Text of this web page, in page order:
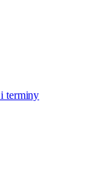
terminy